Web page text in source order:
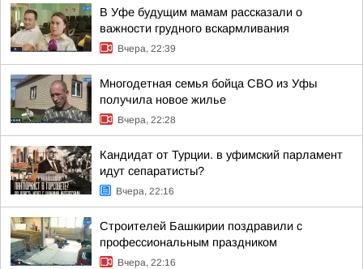
В Уфе будущим мамам рассказали о
важности грудного вскармливания
Вчера, 22:39
Многодетная семья бойца СВО из Уфы
получила новое жилье
Вчера, 22:28
Кандидат от Турции. в уфимский парламент
идут сепаратисты?
Вчера, 22:16
Строителей Башкирии поздравили с
профессиональным праздником
Вчера, 22:16